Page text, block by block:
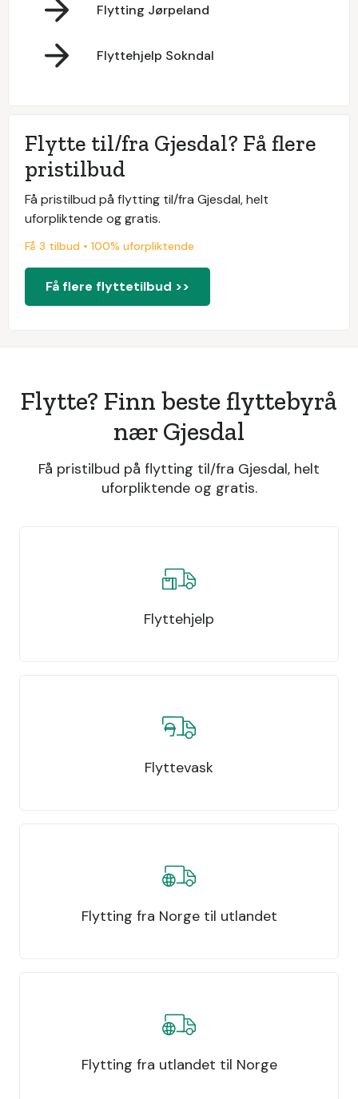
Flytting Jørpeland
Flyttehjelp Sokndal
Flytte til/fra Gjesdal? Få flere
pristilbud
Få pristilbud på flytting til/fra Gjesdal, helt
uforpliktende og gratis.
Få 3 tilbud • 100% uforpliktende
Få flere flyttetilbud >>
Flytte? Finn beste flyttebyrå
nær Gjesdal
Få pristilbud på flytting til/fra Gjesdal, helt
uforpliktende og gratis.
Flyttehjelp
Flyttevask
Flytting fra Norge til utlandet
Flytting fra utlandet til Norge